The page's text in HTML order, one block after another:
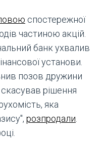
спостережної
частиною акцій.
банк ухвалив
установи.
позов дружини
рішення
яка
розпродали.